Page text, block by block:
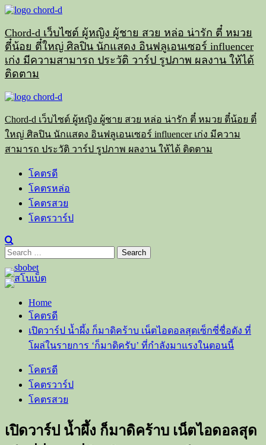
Skip
content
Chord-d เว็บไซต์ ผู้หญิง ผู้ชาย สวย หล่อ น่ารัก ตี๋ หมวย
ตี๋น้อย ตี๋ใหญ่ ศิลปิน นักแสดง อินฟลูเอนเซอร์ influencer
เก่ง มีความสามารถ ประวัติ วาร์ป รูปภาพ ผลงาน ให้ได้
ติดตาม
Primary
Chord-d เว็บไซต์ ผู้หญิง ผู้ชาย สวย หล่อ น่ารัก ตี๋ หมวย ตี๋น้อย ตี๋
ใหญ่ ศิลปิน นักแสดง อินฟลูเอนเซอร์ influencer เก่ง มีความ
สามารถ ประวัติ วาร์ป รูปภาพ ผลงาน ให้ได้ ติดตาม
โคตรดี
โคตรหล่อ
โคตรสวย
โคตรวาร์ป
Search
for:
Home
โคตรดี
เปิดวาร์ป น้ำผึ้ง ก็มาดิคร้าบ เน็ตไอดอลสุดเซ็กซี่ชื่อดัง ที่
โผล่ในรายการ ‘ก็มาดิครับ’ ที่กำลังมาแรงในตอนนี้
โคตรดี
โคตรวาร์ป
โคตรสวย
เปิดวาร์ป น้ำผึ้ง ก็มาดิคร้าบ เน็ตไอดอลสุด